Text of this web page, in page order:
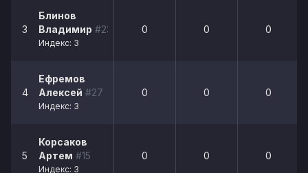
3
Блинов
Владимир #23
Индекс: 3
0 0 0
4
Ефремов
Алексей #27
Индекс: 3
0 0 0
5
Корсаков
Артем #15
Индекс: 3
0 0 0